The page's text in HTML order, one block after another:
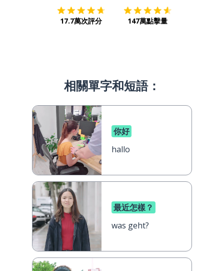
17.7萬次評分 147萬點擊量
相關單字和短語：
你好
hallo
最近怎樣？
was geht?